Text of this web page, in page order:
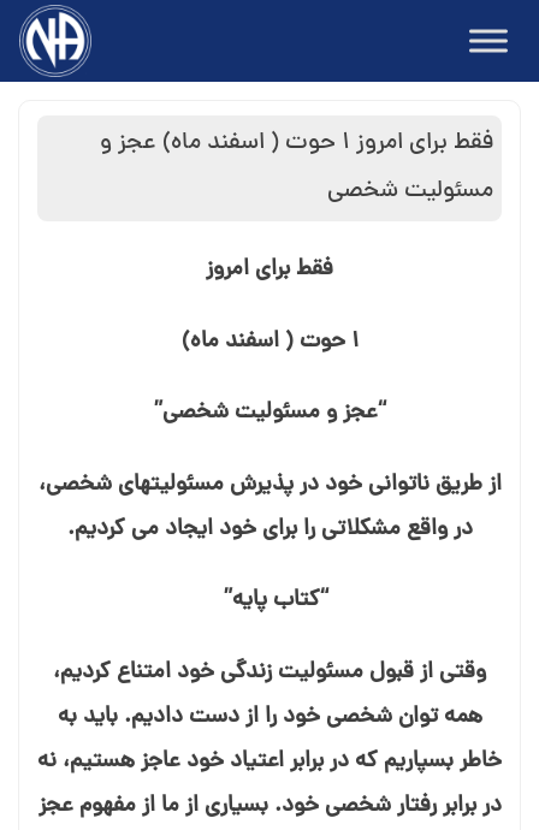
content
فقط برای امروز ۱ حوت ( اسفند ماه) عجز و
مسئولیت شخصی
فقط برای امروز
۱ حوت ( اسفند ماه)
“عجز و مسئولیت شخصی”
از طریق ناتوانی خود در پذیرش مسئولیت⁯های شخصی،
در واقع مشکلاتی را برای خود ایجاد می⁯ کردیم.
“کتاب پایه”
وقتی از قبول مسئولیت زندگی خود امتناع کردیم،
همه توان شخصی خود را از دست دادیم. باید به
خاطر بسپاریم که در برابر اعتیاد خود عاجز هستیم، نه
در برابر رفتار شخصی خود. بسیاری از ما از مفهوم عجز